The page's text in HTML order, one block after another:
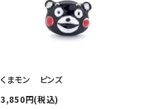
くまモン ピンズ
3,850円(税込)